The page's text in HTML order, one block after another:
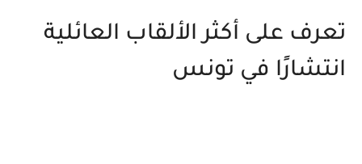
تعرف على أكثر الألقاب العائلية
انتشارًا في تونس